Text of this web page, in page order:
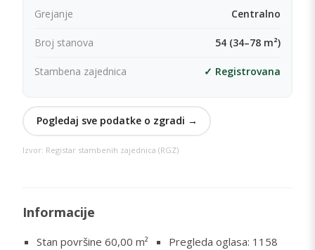
Grejanje Centralno
Broj stanova 54 (34–78 m²)
Stambena zajednica ✓ Registrovana
Pogledaj sve podatke o zgradi →
Izvor: Registar stambenih zajednica (RGZ)
Informacije
Stan površine 60,00 m²
Pregleda oglasa: 1158